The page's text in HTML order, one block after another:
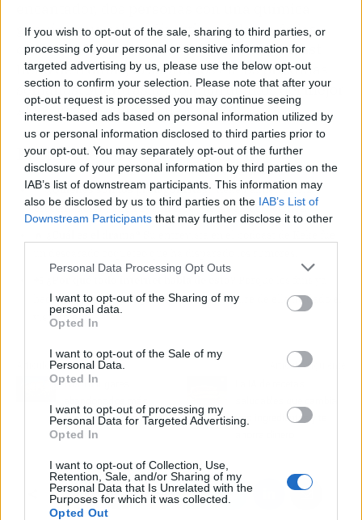
If you wish to opt-out of the sale, sharing to third parties, or
processing of your personal or sensitive information for
targeted advertising by us, please use the below opt-out
section to confirm your selection. Please note that after your
opt-out request is processed you may continue seeing
interest-based ads based on personal information utilized by
us or personal information disclosed to third parties prior to
your opt-out. You may separately opt-out of the further
disclosure of your personal information by third parties on the
IAB’s list of downstream participants. This information may
also be disclosed by us to third parties on the IAB’s List of
Downstream Participants that may further disclose it to other
Personal Data Processing Opt Outs
I want to opt-out of the Sharing of my
personal data.
Opted In
I want to opt-out of the Sale of my
Personal Data.
Opted In
I want to opt-out of processing my
Personal Data for Targeted Advertising.
Opted In
I want to opt-out of Collection, Use,
Retention, Sale, and/or Sharing of my
Personal Data that Is Unrelated with the
Purposes for which it was collected.
Opted Out
genuina que saben divertirse delante de las
cámaras. Si acaba en boda o en otro podcast
lleno de ironías , lo sabremos en las próximas
semanas. Mientras tanto, disfrutemos del mejor
slow burnque nos ha dado 2026.
El chisme en 3 claves (TL;DR)
👀¿Quiénes son los protagonistas? Keke Palmer, actriz y
presentadora, y Sean Evans, el rey de las alitas picantes.
hacen campaña para que se casen y la madre de ella ha dado el
visto bueno.
Artículo anterior
Los 10 lugares
espectaculares del
mundo
Artículo siguiente
tres ingredientes y te